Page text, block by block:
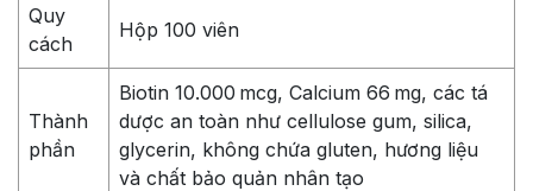
Quy
cách
Hộp 100 viên
Thành
phần
Biotin 10.000 mcg, Calcium 66 mg, các tá
dược an toàn như cellulose gum, silica,
glycerin, không chứa gluten, hương liệu
và chất bảo quản nhân tạo